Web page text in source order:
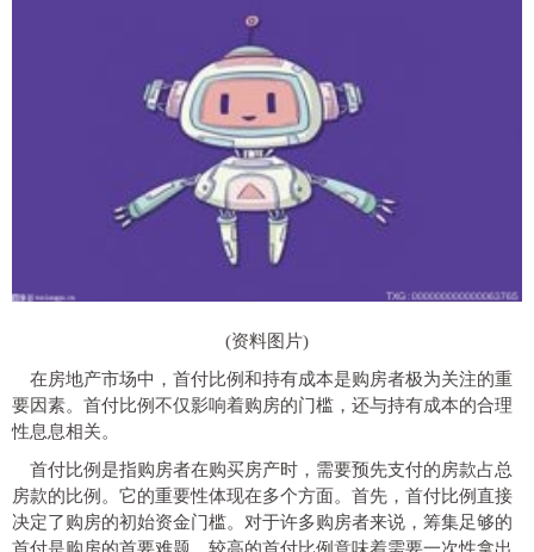
(资料图片)
在房地产市场中，首付比例和持有成本是购房者极为关注的重
要因素。首付比例不仅影响着购房的门槛，还与持有成本的合理
性息息相关。
首付比例是指购房者在购买房产时，需要预先支付的房款占总
房款的比例。它的重要性体现在多个方面。首先，首付比例直接
决定了购房的初始资金门槛。对于许多购房者来说，筹集足够的